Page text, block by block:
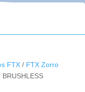
FTX/ FTX Zorro